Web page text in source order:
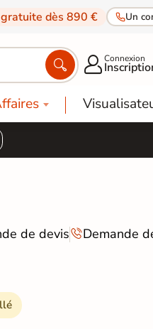
dès 890 € Un
 Connexion
de devisDemande